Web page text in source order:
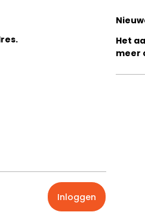
Inloggen
Het
meer